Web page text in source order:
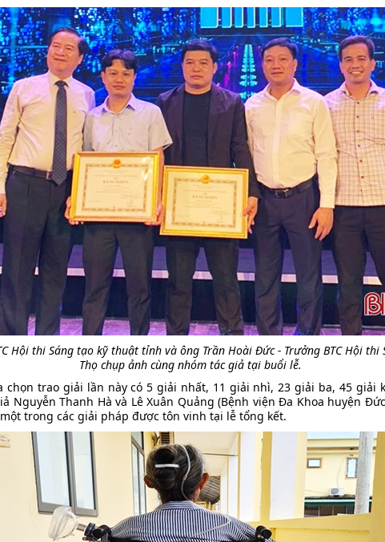
Hội thi Sáng tạo kỹ thuật tỉnh và ông Trần Hoài Đức - Trưởng BTC Hội
Thọ chụp ảnh cùng nhóm tác giả tại buổi lễ.
trao giải lần này có 5 giải nhất, 11 giải nhì, 23 giải ba, 45 giải
Nguyễn Thanh Hà và Lê Xuân Quảng (Bệnh viện Đa Khoa huyện
trong các giải pháp được tôn vinh tại lễ tổng kết.